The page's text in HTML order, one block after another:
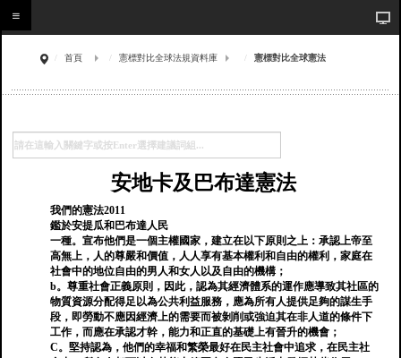
首頁 憲標對比全球法規資料庫 憲標對比全球憲法
安地卡及巴布達憲法
我們的憲法2011
鑑於安提瓜和巴布達人民
一種。宣布他們是一個主權國家，建立在以下原則之上：承認上帝至
高無上，人的尊嚴和價值，人人享有基本權利和自由的權利，家庭在
社會中的地位自由的男人和女人以及自由的機構；
b。尊重社會正義原則，因此，認為其經濟體系的運作應導致其社區的
物質資源分配得足以為公共利益服務，應為所有人提供足夠的謀生手
段，即勞動不應因經濟上的需要而被剝削或強迫其在非人道的條件下
工作，而應在承認才幹，能力和正直的基礎上有晉升的機會；
C。堅持認為，他們的幸福和繁榮最好在民主社會中追求，在民主社